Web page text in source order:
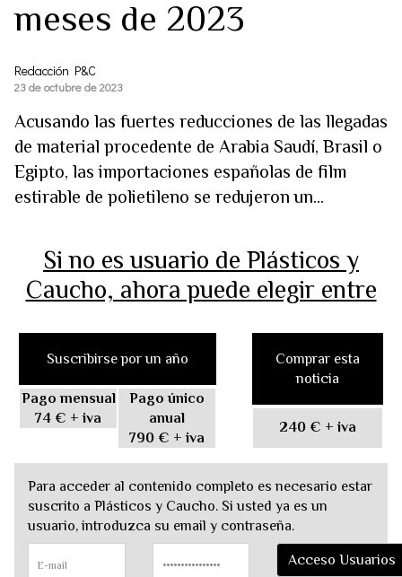
meses de 2023
Redacción P&C
23 de octubre de 2023
Acusando las fuertes reducciones de las llegadas
de material procedente de Arabia Saudí, Brasil o
Egipto, las importaciones españolas de film
estirable de polietileno se redujeron un...
Si no es usuario de Plásticos y
Caucho, ahora puede elegir entre
Suscribirse por un año
Pago mensual
74 € + iva
Pago único
anual
790 € + iva
Comprar esta
noticia
240 € + iva
Para acceder al contenido completo es necesario estar
suscrito a Plásticos y Caucho. Si usted ya es un
usuario, introduzca su email y contraseña.